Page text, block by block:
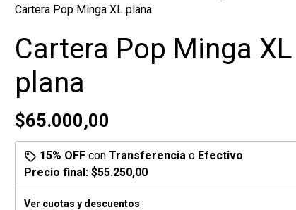
Cartera Pop Minga XL plana
Cartera Pop Minga XL
plana
$65.000,00
15% OFF con Transferencia o Efectivo
Precio final: $55.250,00
Ver cuotas y descuentos